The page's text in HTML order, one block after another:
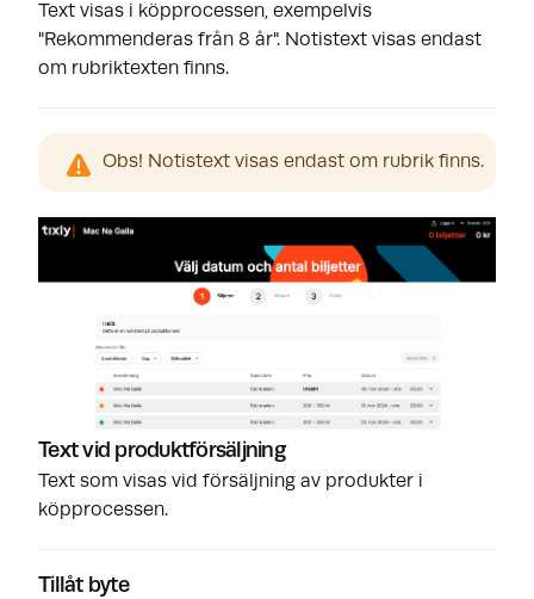
Text visas i köpprocessen, exempelvis
"Rekommenderas från 8 år". Notistext visas endast
om rubriktexten finns.
Obs! Notistext visas endast om rubrik finns.
Text vid produktförsäljning
Text som visas vid försäljning av produkter i
köpprocessen.
Tillåt byte